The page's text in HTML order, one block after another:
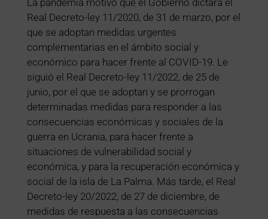
Real Decreto-ley 11/2020, de 31 de marzo, por el
que se adoptan medidas urgentes
complementarias en el ámbito social y
económico para hacer frente al COVID-19. Le
siguió el Real Decreto-ley 11/2022, de 25 de
junio, por el que se adoptan y se prorrogan
determinadas medidas para responder a las
consecuencias económicas y sociales de la
guerra en Ucrania, para hacer frente a
situaciones de vulnerabilidad social y
económica, y para la recuperación económica y
social de la isla de La Palma. Más tarde, el Real
Decreto-ley 20/2022, de 27 de diciembre, de
medidas de respuesta a las consecuencias